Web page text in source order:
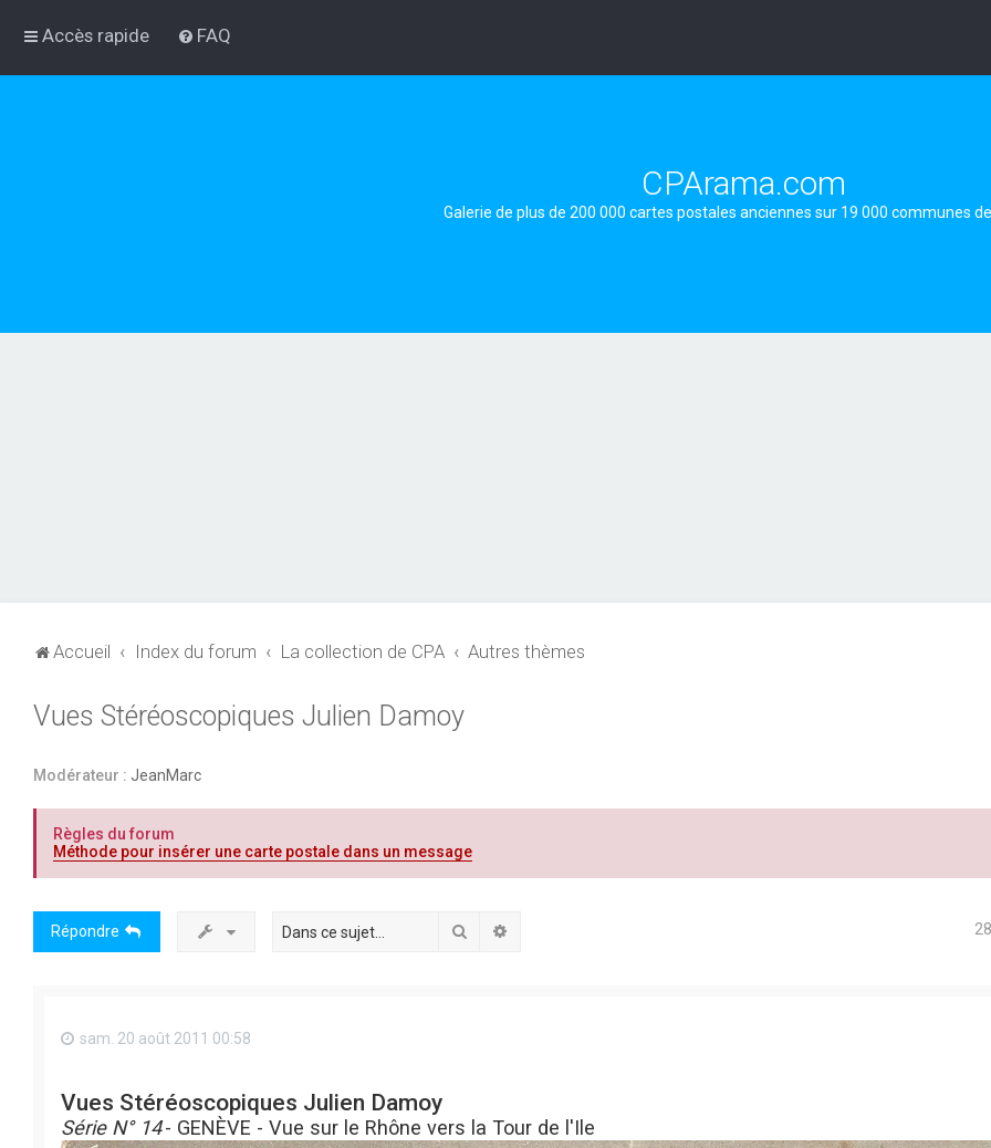
Accès rapide FAQ
CPArama.com
Galerie de plus de 200 000 cartes postales anciennes sur 19 000 communes
Accueil Index du forum La collection de CPA Autres thèmes
Vues Stéréoscopiques Julien Damoy
Modérateur : JeanMarc
Règles du forum
Méthode pour insérer une carte postale dans un message
Répondre Rechercher
sam. 20 août 2011 00:58
Vues Stéréoscopiques Julien Damoy
Série N° 14- GENÈVE - Vue sur le Rhône vers la Tour de l'Ile